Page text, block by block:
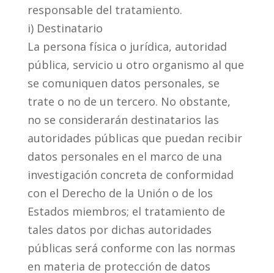
responsable del tratamiento.
i) Destinatario
La persona física o jurídica, autoridad
pública, servicio u otro organismo al que
se comuniquen datos personales, se
trate o no de un tercero. No obstante,
no se considerarán destinatarios las
autoridades públicas que puedan recibir
datos personales en el marco de una
investigación concreta de conformidad
con el Derecho de la Unión o de los
Estados miembros; el tratamiento de
tales datos por dichas autoridades
públicas será conforme con las normas
en materia de protección de datos